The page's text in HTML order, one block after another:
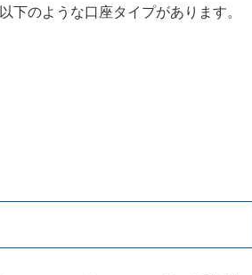
下のような口座タイプがあります。